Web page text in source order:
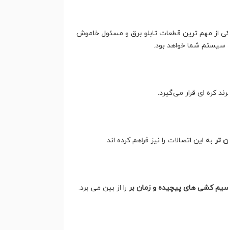
از مهم ترین قطعات تابلو برق و مسئول خاموش
سیستم شما خواهد بود.
تربه این اتصالات را نیز فراهم کرده اند.
سیم کشی های پیچیده و زمان بررا از بین می برد.